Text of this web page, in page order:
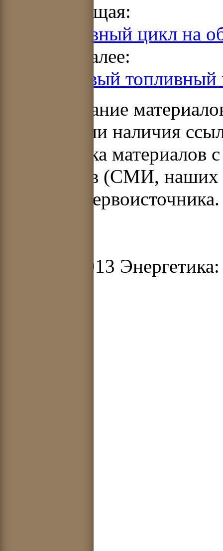
Предыдущая:
5.1. Топливный цикл на
Читать далее:
5.3. Ториевый топливный
Использование
при условии наличия
Перепечатка материалов
источников (СМИ, наших
указания первоисточника.
© 2012-2013